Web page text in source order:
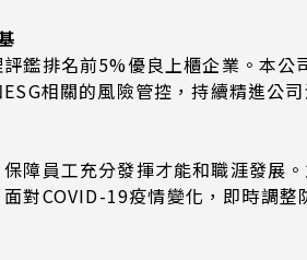
鑑排名前5%優良上櫃企業。本
相關的風險管控，持續精進公
障員工充分發揮才能和職涯發展
對COVID-19疫情變化，即時調